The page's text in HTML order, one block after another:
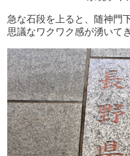
急な石段を上ると、随神門
思議なワクワク感が湧いて